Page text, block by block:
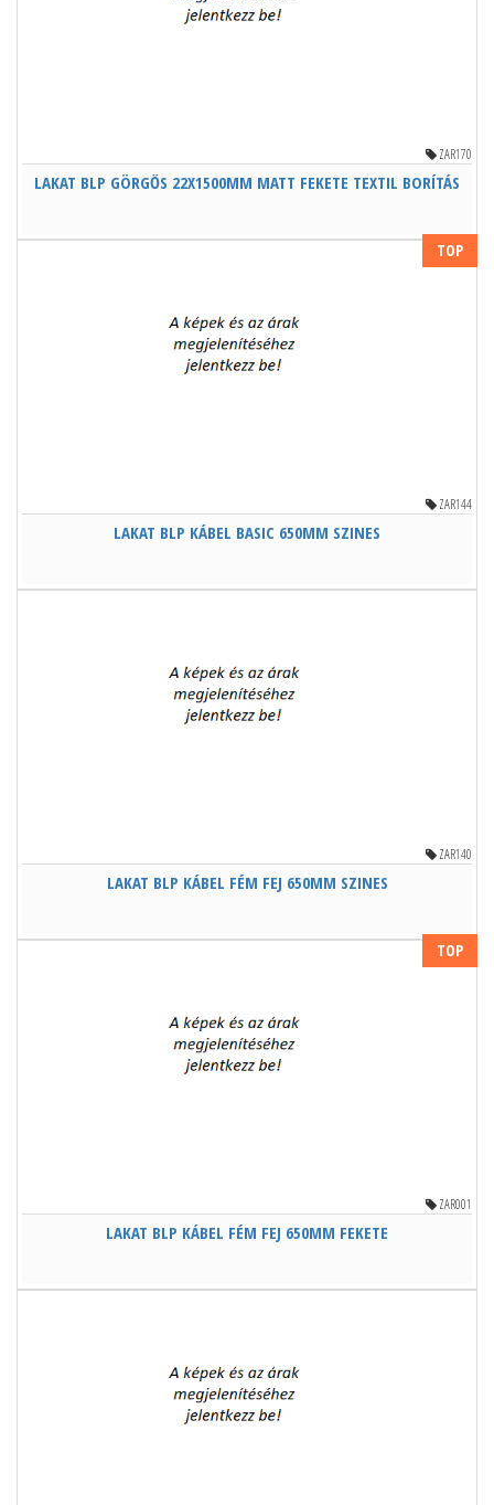
ZAR170
LAKAT BLP GÖRGŐS 22X1500MM MATT FEKETE TEXTIL BORÍTÁS
TOP
ZAR144
LAKAT BLP KÁBEL BASIC 650MM SZINES
ZAR140
LAKAT BLP KÁBEL FÉM FEJ 650MM SZINES
TOP
ZAR001
LAKAT BLP KÁBEL FÉM FEJ 650MM FEKETE